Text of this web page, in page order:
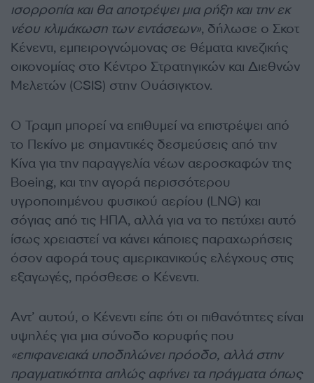
ισορροπία και θα αποτρέψει μια ρήξη και την εκ
νέου κλιμάκωση των εντάσεων», δήλωσε ο Σκοτ
Κένεντι, εμπειρογνώμονας σε θέματα κινεζικής
οικονομίας στο Κέντρο Στρατηγικών και Διεθνών
Μελετών (CSIS) στην Ουάσιγκτον.
Ο Τραμπ μπορεί να επιθυμεί να επιστρέψει από
το Πεκίνο με σημαντικές δεσμεύσεις από την
Κίνα για την παραγγελία νέων αεροσκαφών της
Boeing, και την αγορά περισσότερου
υγροποιημένου φυσικού αερίου (LNG) και
σόγιας από τις ΗΠΑ, αλλά για να το πετύχει αυτό
ίσως χρειαστεί να κάνει κάποιες παραχωρήσεις
όσον αφορά τους αμερικανικούς ελέγχους στις
εξαγωγές, πρόσθεσε ο Κένεντι.
Αντ’ αυτού, ο Κένεντι είπε ότι οι πιθανότητες είναι
υψηλές για μια σύνοδο κορυφής που
«επιφανειακά υποδηλώνει πρόοδο, αλλά στην
πραγματικότητα απλώς αφήνει τα πράγματα όπως